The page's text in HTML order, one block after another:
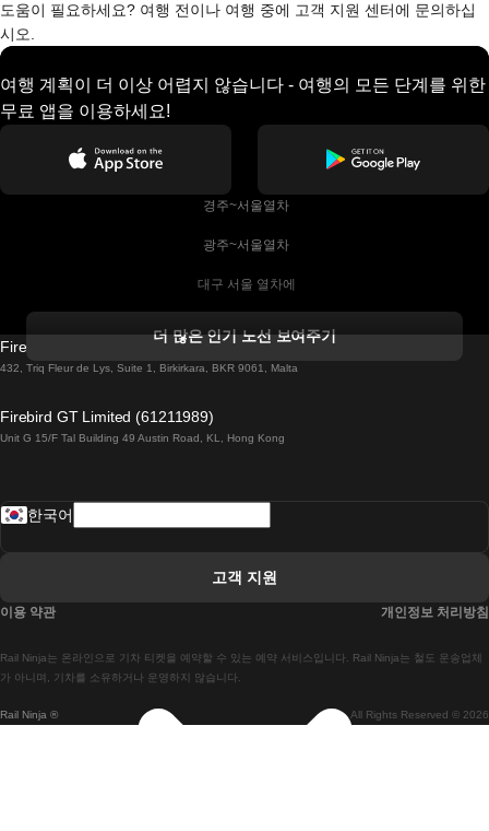
도움이 필요하세요? 여행 전이나 여행 중에 고객 지원 센터에 문의하십
시오.
여행 계획이 더 이상 어렵지 않습니다 - 여행의 모든 단계를 위한
무료 앱을 이용하세요!
경주~서울열차
광주~서울열차
대구 서울 열차에
더블린에서 골웨이 열차
로마에서 나폴리 열차
마드리드-리스본 열차
마드리드에서 바르셀로나로 가는 고속 열차
더 많은 인기 노선 보여주기
Firebird GT Limited (OC 1451)
432, Triq Fleur de Lys, Suite 1, Birkirkara, BKR 9061, Malta
Firebird GT Limited (61211989)
Unit G 15/F Tal Building 49 Austin Road, KL, Hong Kong
Rail Ninja ® All Rights Reserved © 2026
Rail Ninja는 온라인으로 기차 티켓을 예약할 수 있는 예약 서비스입니다. Rail Ninja는 철도 운송업체
가 아니며, 기차를 소유하거나 운영하지 않습니다.
한국어
고객 지원
이용 약관 개인정보 처리방침